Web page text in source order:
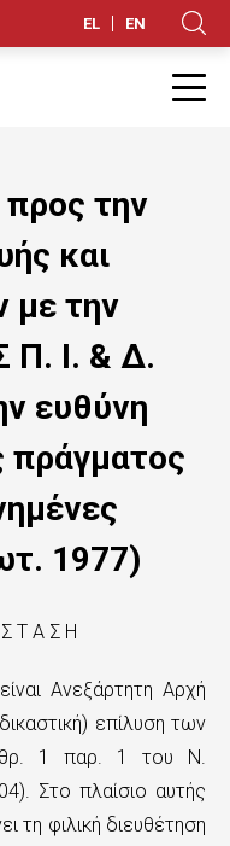
EL EN
την
και
με την
Π. Ι. & Δ.
ευθύνη
πράγματος
1977)
Τ Α Σ Η
Ανεξάρτητη Αρχή
επίλυση των
1 παρ. 1 του Ν.
Στο πλαίσιο αυτής
τη φιλική διευθέτηση